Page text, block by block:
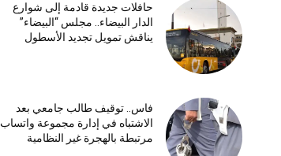
حافلات جديدة قادمة إلى شوارع
الدار البيضاء.. مجلس “البيضاء”
يناقش تمويل تجديد الأسطول
فاس.. توقيف طالب جامعي بعد
الاشتباه في إدارة مجموعة واتساب
مرتبطة بالهجرة غير النظامية